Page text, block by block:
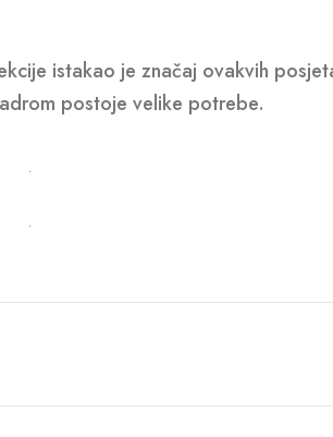
istakao je značaj ovakvih
postoje velike potrebe.